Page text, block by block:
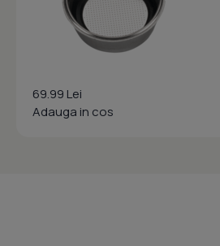
69.99 Lei
Adauga in cos